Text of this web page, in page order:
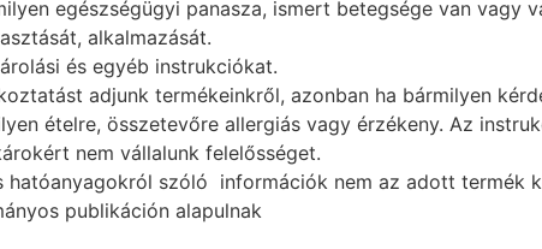
egészségügyi panasza, ismert betegsége van vagy
alkalmazását.
és egyéb instrukciókat.
adjunk termékeinkről, azonban ha bármilyen
ételre, összetevőre allergiás vagy érzékeny. Az
nem vállalunk felelősséget.
hatóanyagokról szóló információk nem az adott termék
publikáción alapulnak